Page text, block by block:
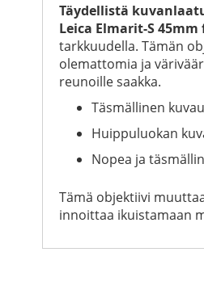
Täydellistä
Leica Elmarit-S 45mm
tarkkuudella. Tämän
olemattomia ja
reunoille saakka.
Täsmällinen
Huippuluokan
Nopea ja
Tämä objektiivi
innoittaa ikuistamaan